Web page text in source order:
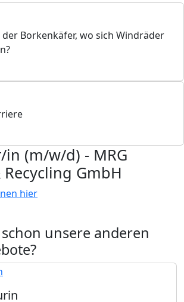
Borkenkäfer, wo sich Windräder
(m/w/d) - MRG
GmbH
hier
unsere anderen